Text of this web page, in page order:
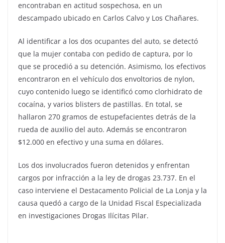
encontraban en actitud sospechosa, en un
descampado ubicado en Carlos Calvo y Los Chañares.
Al identificar a los dos ocupantes del auto, se detectó
que la mujer contaba con pedido de captura, por lo
que se procedió a su detención. Asimismo, los efectivos
encontraron en el vehículo dos envoltorios de nylon,
cuyo contenido luego se identificó como clorhidrato de
cocaína, y varios blisters de pastillas. En total, se
hallaron 270 gramos de estupefacientes detrás de la
rueda de auxilio del auto. Además se encontraron
$12.000 en efectivo y una suma en dólares.
Los dos involucrados fueron detenidos y enfrentan
cargos por infracción a la ley de drogas 23.737. En el
caso interviene el Destacamento Policial de La Lonja y la
causa quedó a cargo de la Unidad Fiscal Especializada
en investigaciones Drogas Ilícitas Pilar.